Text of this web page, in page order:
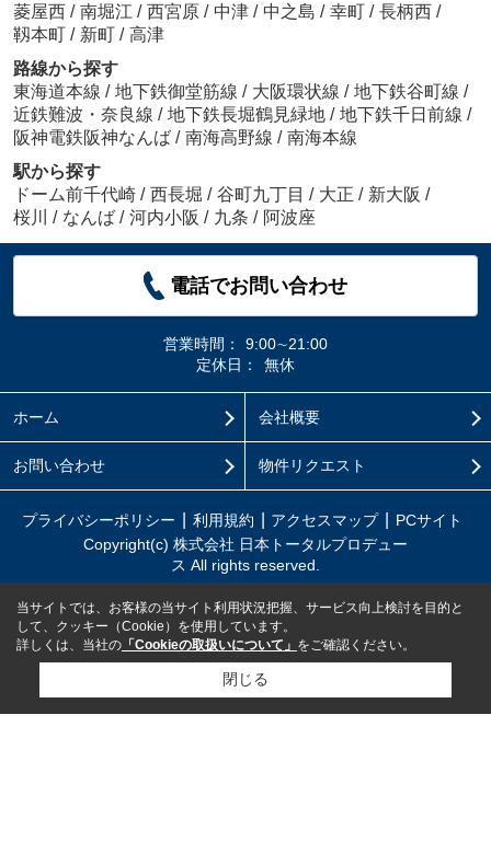
菱屋西 / 南堀江 / 西宮原 / 中津 / 中之島 / 幸町 / 長柄西 /
靱本町 / 新町 / 高津
路線から探す
東海道本線 / 地下鉄御堂筋線 / 大阪環状線 / 地下鉄谷町線 /
近鉄難波・奈良線 / 地下鉄長堀鶴見緑地 / 地下鉄千日前線 /
阪神電鉄阪神なんば / 南海高野線 / 南海本線
駅から探す
ドーム前千代崎 / 西長堀 / 谷町九丁目 / 大正 / 新大阪 /
桜川
/ なんば / 河内小阪 / 九条 / 阿波座
電話でお問い合わせ
営業時間：
9:00∼21:00
定休日：
無休
ホーム 会社概要
お問い合わせ 物件リクエスト
プライバシーポリシー 利用規約 アクセスマップ
PCサイト
Copyright(c) 株式会社 日本トータルプロデュー
ス All rights reserved.
当サイトでは、お客様の当サイト利用状況把握、サービス向上検討を目的と
して、クッキー（Cookie）を使用しています。
詳しくは、当社の 「Cookieの取扱いについて」 をご確認ください。
閉じる